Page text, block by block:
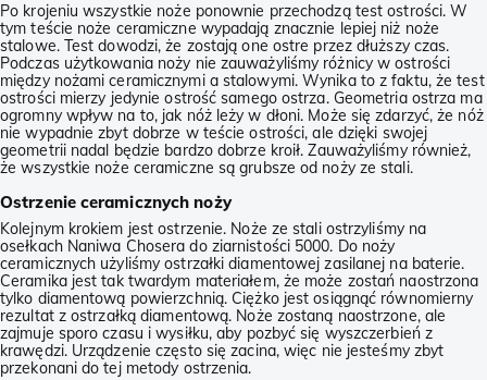
Po krojeniu wszystkie noże ponownie przechodzą test ostrości. W
tym teście noże ceramiczne wypadają znacznie lepiej niż noże
stalowe. Test dowodzi, że zostają one ostre przez dłuższy czas.
Podczas użytkowania noży nie zauważyliśmy różnicy w ostrości
między nożami ceramicznymi a stalowymi. Wynika to z faktu, że test
ostrości mierzy jedynie ostrość samego ostrza. Geometria ostrza ma
ogromny wpływ na to, jak nóż leży w dłoni. Może się zdarzyć, że nóż
nie wypadnie zbyt dobrze w teście ostrości, ale dzięki swojej
geometrii nadal będzie bardzo dobrze kroił. Zauważyliśmy również,
że wszystkie noże ceramiczne są grubsze od noży ze stali.
Ostrzenie ceramicznych noży
Kolejnym krokiem jest ostrzenie. Noże ze stali ostrzyliśmy na
osełkach Naniwa Chosera do ziarnistości 5000. Do noży
ceramicznych użyliśmy ostrzałki diamentowej zasilanej na baterie.
Ceramika jest tak twardym materiałem, że może zostań naostrzona
tylko diamentową powierzchnią. Ciężko jest osiągnąć równomierny
rezultat z ostrzałką diamentową. Noże zostaną naostrzone, ale
zajmuje sporo czasu i wysiłku, aby pozbyć się wyszczerbień z
krawędzi. Urządzenie często się zacina, więc nie jesteśmy zbyt
przekonani do tej metody ostrzenia.